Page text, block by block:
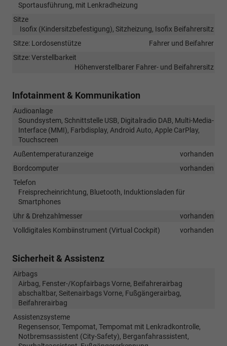
Sportausführung, mit Lenkradheizung
Sitze
Isofix (Kindersitzbefestigung), Sitzheizung, Isofix Beifahrersitz
Sitze: Lordosenstütze
Fahrer und Beifahrer
Sitze: Verstellbarkeit
Höhenverstellbarer Fahrer- und Beifahrersitz
Infotainment & Kommunikation
Audioanlage
Soundsystem, Schnittstelle USB, Digitalradio DAB, Multi-Media-
Interface (MMI), Farbdisplay, Android Auto, Apple CarPlay,
Touchscreen
Außentemperaturanzeige
vorhanden
Bordcomputer
vorhanden
Telefon
Freisprecheinrichtung, Bluetooth, Induktionsladen für
Smartphones
Uhr & Drehzahlmesser
vorhanden
Volldigitales Kombiinstrument (Virtual Cockpit)
vorhanden
Sicherheit & Assistenz
Airbags
Airbag, Fenster-/Kopfairbags Vorne, Beifahrerairbag
abschaltbar, Seitenairbags Vorne, Fußgängerairbag,
Beifahrerairbag
Assistenzsysteme
Regensensor, Tempomat, Tempomat mit Lenkradkontrolle,
Notbremsassistent (City-Safety), Berganfahrassistent,